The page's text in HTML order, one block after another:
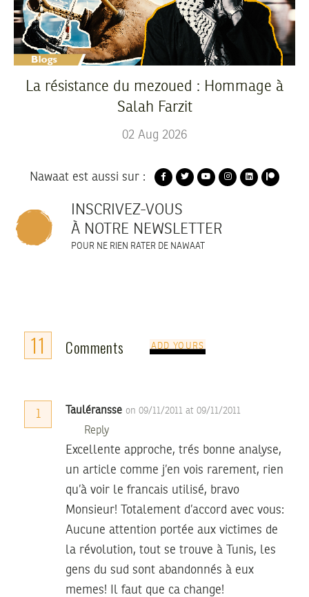
La résistance du mezoued : Hommage à
Salah Farzit
02 Aug 2026
Nawaat est aussi sur :
INSCRIVEZ-VOUS
À NOTRE NEWSLETTER
POUR NE RIEN RATER DE NAWAAT
11 Comments ADD YOURS
1 Tauléransse on 09/11/2011 at 09/11/2011
Reply
Excellente approche, trés bonne analyse,
un article comme j’en vois rarement, rien
qu’à voir le francais utilisé, bravo
Monsieur! Totalement d’accord avec vous:
Aucune attention portée aux victimes de
la révolution, tout se trouve à Tunis, les
gens du sud sont abandonnés à eux
memes! Il faut que ca change!